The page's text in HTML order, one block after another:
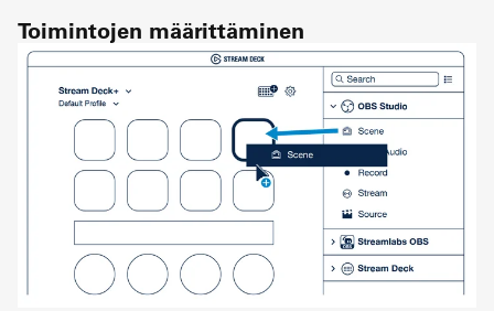
Toimintojen määrittäminen